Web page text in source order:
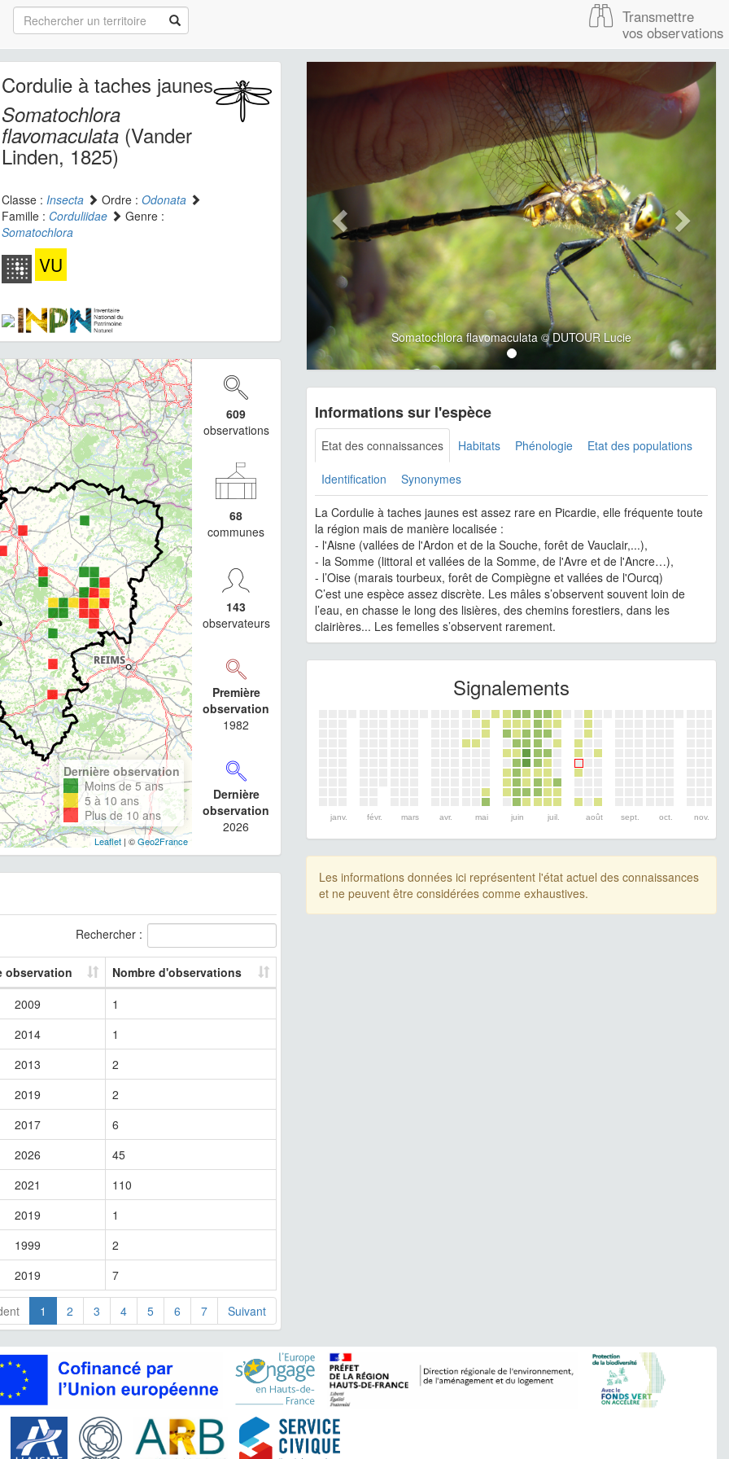
Transmettre
vos observations
Cordulie à taches jaunes
Somatochlora
flavomaculata(Vander
Linden, 1825)
Classe : Insecta Ordre : Odonata
Famille : Corduliidae
Genre :
Somatochlora
VU
Dernière observation
Moins de 5 ans
5 à 10 ans
Plus de 10 ans
Leaflet| ©Geo2France
609
observations
68
communes
143
observateurs
Première
observation
1982
Dernière
observation
2026
Rechercher :
observation
Nombre d'observations
2009
1
2014
1
2013
2
2019
2
2017
6
2026
45
2021
110
2019
1
1999
2
2019
7
1 2 3 4 5 6 7 Suivant
Somatochlora flavomaculata © DUTOUR Lucie
Informations sur l'espèce
Etat des connaissances Habitats Phénologie Etat des populations
Identification Synonymes
La Cordulie à taches jaunes est assez rare en Picardie, elle fréquente toute
la région mais de manière localisée :
- l'Aisne (vallées de l'Ardon et de la Souche, forêt de Vauclair,...),
- la Somme (littoral et vallées de la Somme, de l'Avre et de l'Ancre…),
- l’Oise (marais tourbeux, forêt de Compiègne et vallées de l'Ourcq)
C’est une espèce assez discrète. Les mâles s’observent souvent loin de
l’eau, en chasse le long des lisières, des chemins forestiers, dans les
clairières... Les femelles s’observent rarement.
Signalements
janv. févr. mars avr. mai juin juil. août sept. oct. nov.
Les informations données ici représentent l'état actuel des connaissances
et ne peuvent être considérées comme exhaustives.